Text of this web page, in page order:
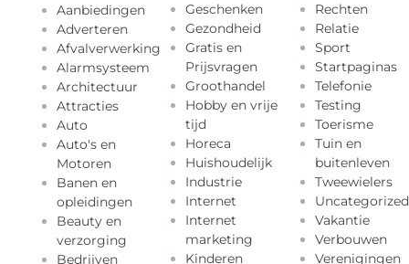
Aanbiedingen
Adverteren
Afvalverwerking
Alarmsysteem
Architectuur
Attracties
Auto
Auto's en
Motoren
Banen en
opleidingen
Beauty en
verzorging
Bedrijven
Geschenken
Gezondheid
Gratis en
Prijsvragen
Groothandel
Hobby en vrije
tijd
Horeca
Huishoudelijk
Industrie
Internet
Internet
marketing
Kinderen
Rechten
Relatie
Sport
Startpaginas
Telefonie
Testing
Toerisme
Tuin en
buitenleven
Tweewielers
Uncategorized
Vakantie
Verbouwen
Verenigingen